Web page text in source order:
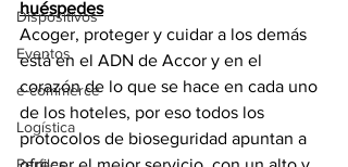
Dispositivos
Eventos
e-commerce
Logística
huéspedes
Acoger, proteger y cuidar a los demás
está en el ADN de Accor y en el
corazón de lo que se hace en cada uno
de los hoteles, por eso todos los
protocolos de bioseguridad apuntan a